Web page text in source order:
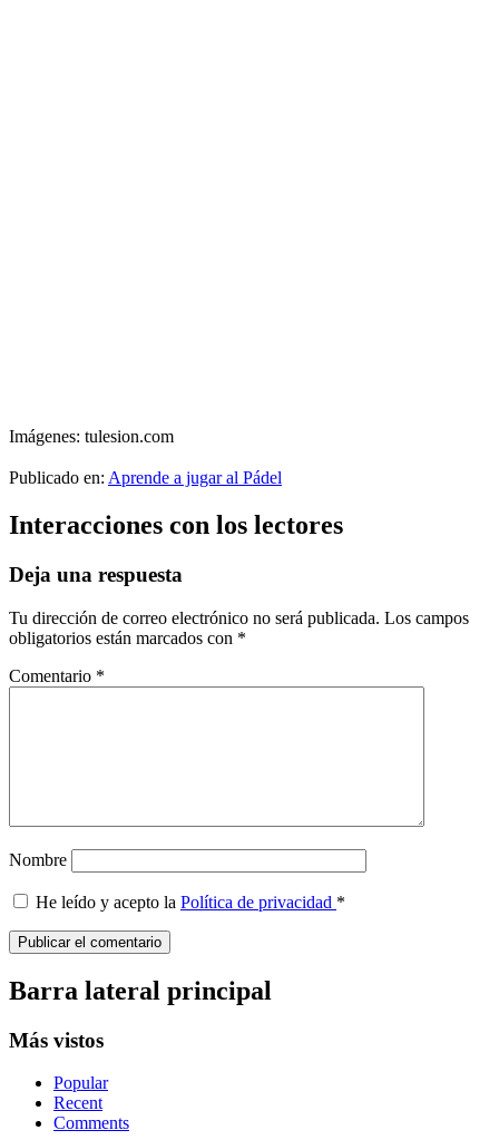
Imágenes: tulesion.com
Publicado en: Aprende a jugar al Pádel
Interacciones con los lectores
Deja una respuesta
Tu dirección de correo electrónico no será publicada. Los campos
obligatorios están marcados con *
Comentario *
Nombre
He leído y acepto la Política de privacidad *
Barra lateral principal
Más vistos
Popular
Recent
Comments